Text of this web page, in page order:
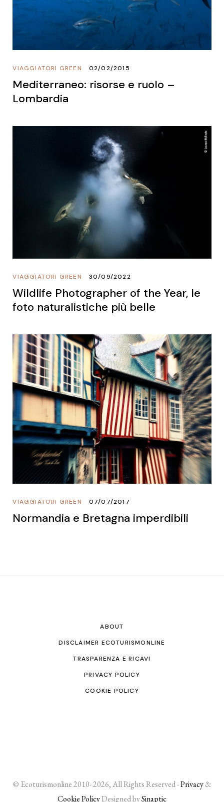
VIAGGIATORI GREEN 02/02/2015
Mediterraneo: risorse e ruolo –
Lombardia
VIAGGIATORI GREEN 30/09/2022
Wildlife Photographer of the Year, le
foto naturalistiche più belle
VIAGGIATORI GREEN 07/07/2017
Normandia e Bretagna imperdibili
ABOUT
DISCLAIMER ECOTURISMONLINE
TRASPARENZA E RICAVI
PRIVACY POLICY
COOKIE POLICY
© Ecoturismonline 2010- 2026, All Rights Reserved -Privacy&
Cookie PolicyDesigned bySinaptic